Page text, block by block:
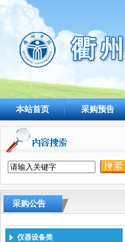
本站首页 采购预告
采购公告
仪器设备类